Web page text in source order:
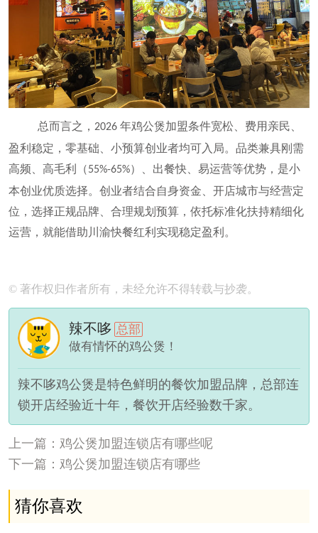
总而言之， 2026 年鸡公煲加盟条件宽松、费用亲民、
盈利稳定，零基础、小预算创业者均可入局。品类兼具刚需
高频、高毛利（55%-65%）、出餐快、易运营等优势，是小
本创业优质选择。创业者结合自身资金、开店城市与经营定
位，选择正规品牌、合理规划预算，依托标准化扶持精细化
运营，就能借助川渝快餐红利实现稳定盈利。
© 著作权归作者所有，未经允许不得转载与抄袭。
辣不哆 总部
做有情怀的鸡公煲！
辣不哆鸡公煲是特色鲜明的餐饮加盟品牌，总部连
锁开店经验近十年，餐饮开店经验数千家。
上一篇：鸡公煲加盟连锁店有哪些呢
下一篇：鸡公煲加盟连锁店有哪些
猜你喜欢